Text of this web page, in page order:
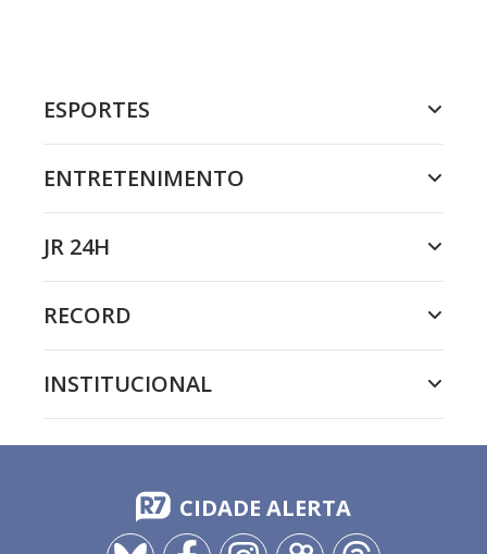
ESPORTES
ENTRETENIMENTO
JR 24H
RECORD
INSTITUCIONAL
CIDADE ALERTA